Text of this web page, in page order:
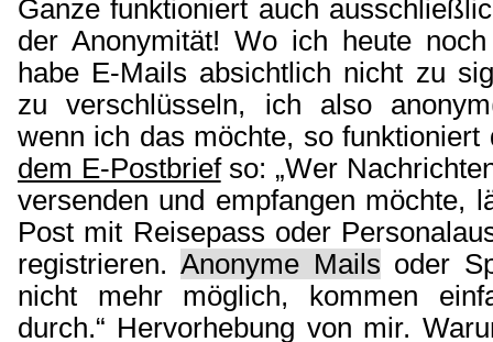
Ganze funktioniert auch
der Anonymität! Wo ich heute
habe E-Mails absichtlich nicht zu
zu verschlüsseln, ich also
wenn ich das möchte, so
dem E-Postbriefso: „Wer
versenden und empfangen möchte,
Post mit Reisepass oder
registrieren. Anonyme Mails oder
nicht mehr möglich, kommen
durch.“ Hervorhebung von mir.